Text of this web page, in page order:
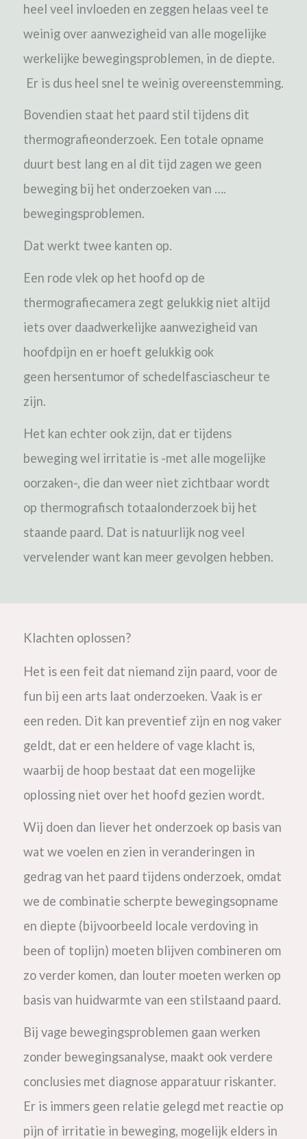
heel veel invloeden en zeggen helaas veel te
weinig over aanwezigheid van alle mogelijke
werkelijke bewegingsproblemen, in de diepte.
Er is dus heel snel te weinig overeenstemming.
Bovendien staat het paard stil tijdens dit
thermografieonderzoek. Een totale opname
duurt best lang en al dit tijd zagen we geen
beweging bij het onderzoeken van ….
bewegingsproblemen.
Dat werkt twee kanten op.
Een rode vlek op het hoofd op de
thermografiecamera zegt gelukkig niet altijd
iets over daadwerkelijke aanwezigheid van
hoofdpijn en er hoeft gelukkig ook
geen hersentumor of schedelfasciascheur te
zijn.
Het kan echter ook zijn, dat er tijdens
beweging wel irritatie is -met alle mogelijke
oorzaken-, die dan weer niet zichtbaar wordt
op thermografisch totaalonderzoek bij het
staande paard. Dat is natuurlijk nog veel
vervelender want kan meer gevolgen hebben.
Klachten oplossen?
Het is een feit dat niemand zijn paard, voor de
fun bij een arts laat onderzoeken. Vaak is er
een reden. Dit kan preventief zijn en nog vaker
geldt, dat er een heldere of vage klacht is,
waarbij de hoop bestaat dat een mogelijke
oplossing niet over het hoofd gezien wordt.
Wij doen dan liever het onderzoek op basis van
wat we voelen en zien in veranderingen in
gedrag van het paard tijdens onderzoek, omdat
we de combinatie scherpte bewegingsopname
en diepte (bijvoorbeeld locale verdoving in
been of toplijn) moeten blijven combineren om
zo verder komen, dan louter moeten werken op
basis van huidwarmte van een stilstaand paard.
Bij vage bewegingsproblemen gaan werken
zonder bewegingsanalyse, maakt ook verdere
conclusies met diagnose apparatuur riskanter.
Er is immers geen relatie gelegd met reactie op
pijn of irritatie in beweging, mogelijk elders in